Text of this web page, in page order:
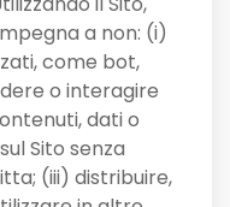
a non: (i)
come bot,
o interagire
dati o
Sito senza
(iii) distribuire,